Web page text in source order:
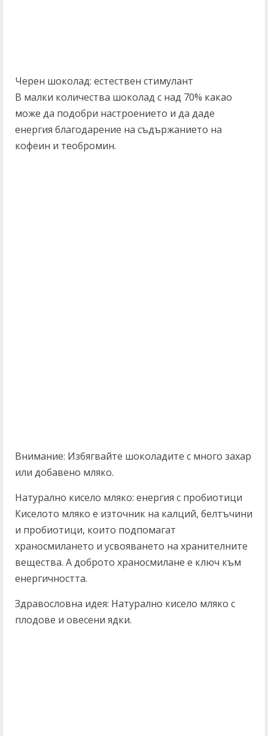
Черен шоколад: естествен стимулант
В малки количества шоколад с над 70% какао
може да подобри настроението и да даде
енергия благодарение на съдържанието на
кофеин и теобромин.
Внимание: Избягвайте шоколадите с много захар
или добавено мляко.
Натурално кисело мляко: енергия с пробиотици
Киселото мляко е източник на калций, белтъчини
и пробиотици, които подпомагат
храносмилането и усвояването на хранителните
вещества. А доброто храносмилане е ключ към
енергичността.
Здравословна идея: Натурално кисело мляко с
плодове и овесени ядки.